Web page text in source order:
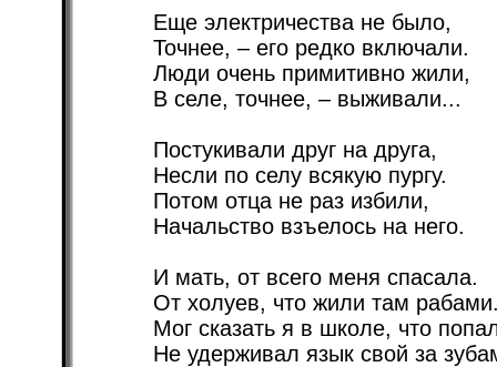
Еще электричества не было,
Точнее, – его редко включали.
Люди очень примитивно жили,
В селе, точнее, – выживали...
Постукивали друг на друга,
Несли по селу всякую пургу.
Потом отца не раз избили,
Начальство взъелось на него.
И мать, от всего меня спасала.
От холуев, что жили там
Мог сказать я в школе, что
Не удерживал язык свой за